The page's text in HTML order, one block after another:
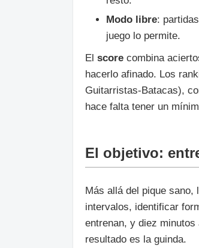
Modo libre:
juego lo permite.
El score combina
hacerlo afinado. Los
Guitarristas-Batacas),
hace falta tener un
El objetivo:
Más allá del pique sano,
intervalos, identificar
entrenan, y diez
resultado es la guinda.